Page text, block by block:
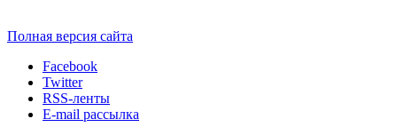
Полная версия сайта
Facebook
Twitter
RSS-ленты
E-mail рассылка